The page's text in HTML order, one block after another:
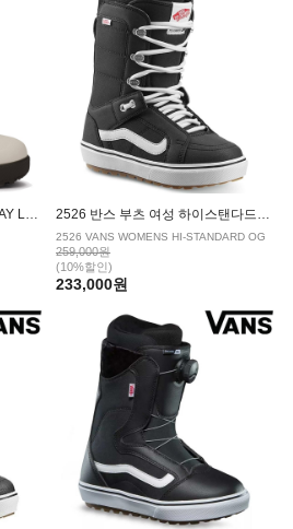
2526 반스 부츠 아우라 프로 BAY LEAF 2526 반스 부츠 여성 하이스탠다드 OG BLACK/WHITE
2526 VANS WOMENS HI-STANDARD OG
259,000원
(10%할인)
233,000원